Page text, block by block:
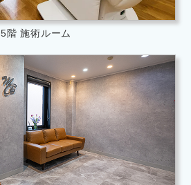
5階 施術ルーム